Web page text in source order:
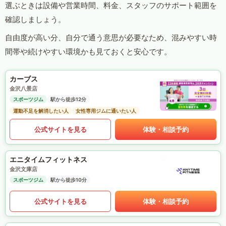
選ぶときは設備や営業時間、料金、スタッフのサポート範囲を
確認しましょう。
自由度が高い分、自分で通う意思が必要なため、混みやすい時
間帯や続けやすい環境かも見ておくと安心です。
カーブス
金沢八景店
スポーツジム
駅から徒歩12分
運動不足を解消したい人
女性専用ジムに通いたい人
公式サイトを見る 体験・相談予約
エニタイムフィットネス
金沢文庫店
スポーツジム 駅から徒歩10分
公式サイトを見る 体験・相談予約